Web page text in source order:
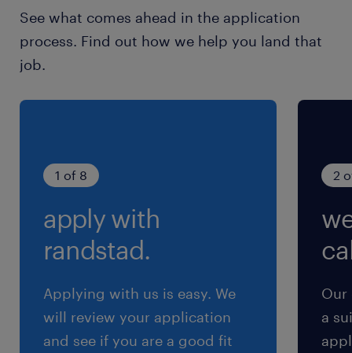
休日休暇
土日祝日
土日祝休み（完全週休2日制）
月0～10時間 ★ほぼ発生しません！
交通費
※【 上限4万まで 】支給いたします！(※バス代
支給あり、弊社規定に基づく)
See what comes ahead in the application
process. Find out how we help you land that
job.
1 of 8
apply with
randstad.
Applying with us is easy. We
will review your application
and see if you are a good fit
2
Our
a